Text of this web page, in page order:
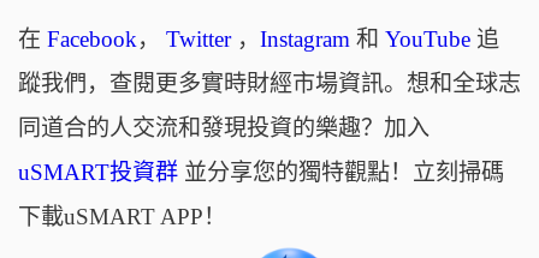
在 Facebook， Twitter， Instagram和 YouTube追
蹤我們，查閱更多實時財經市場資訊。想和全球志
同道合的人交流和發現投資的樂趣？加入
uSMART投資群並分享您的獨特觀點！立刻掃碼
下載uSMART APP！